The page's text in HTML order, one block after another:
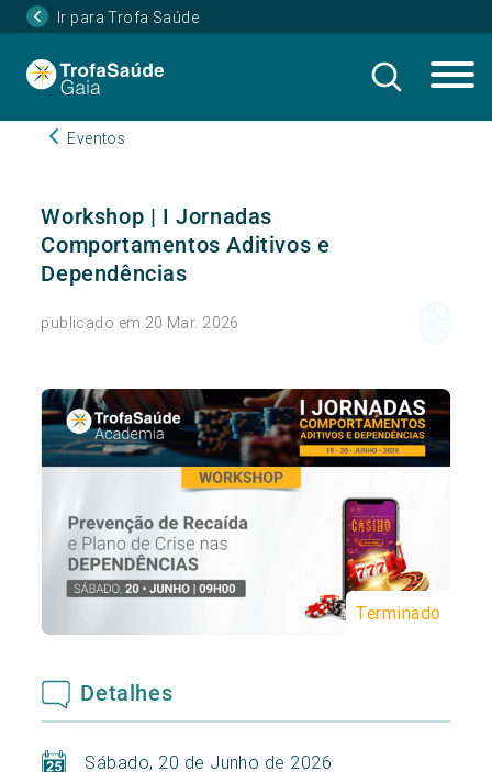
Ir para Trofa Saúde
Eventos
Workshop | I Jornadas
Comportamentos Aditivos e
Dependências
publicado em 20 Mar. 2026
Terminado
Detalhes
Sábado, 20 de Junho de 2026